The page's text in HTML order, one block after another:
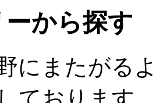
から探す
にまたがる